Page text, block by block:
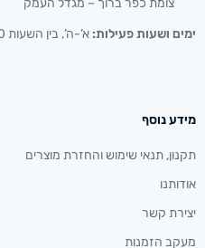
ימים ושעות פעילות: א’-ה’, בין השעות 08:30-16:30
מידע נוסף
תקנון, תנאי שימוש והחזרת מוצרים
אודותנו
יצירת קשר
מעקב הזמנות